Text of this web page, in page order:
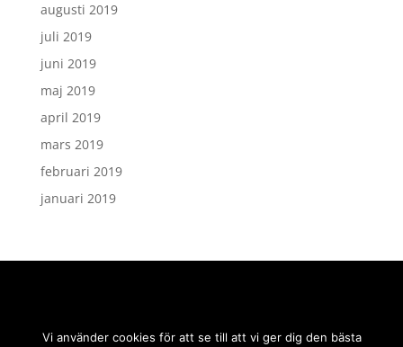
augusti 2019
juli 2019
juni 2019
maj 2019
april 2019
mars 2019
februari 2019
januari 2019
Vi använder cookies för att se till att vi ger dig den bästa